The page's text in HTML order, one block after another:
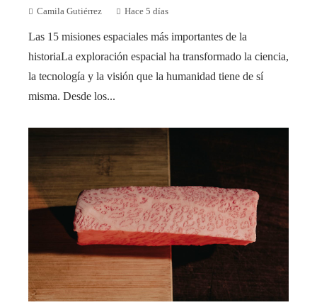
Camila Gutiérrez Hace 5 días
Las 15 misiones espaciales más importantes de la
historiaLa exploración espacial ha transformado la ciencia,
la tecnología y la visión que la humanidad tiene de sí
misma. Desde los...